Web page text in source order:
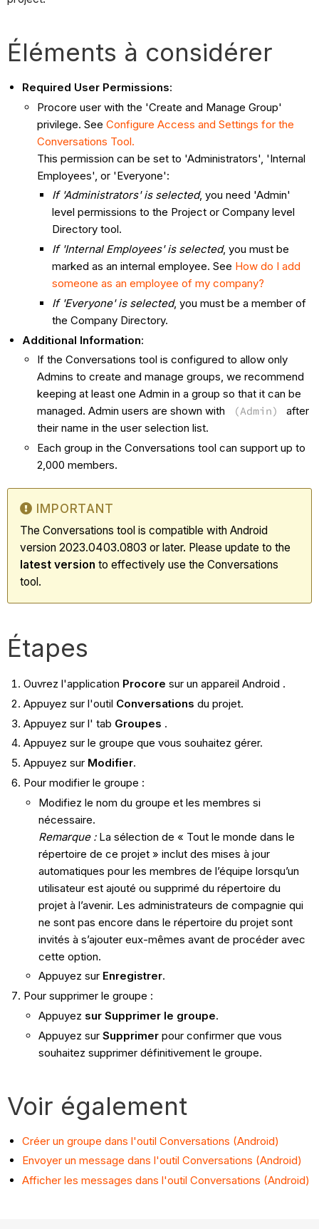
Éléments à considérer
Required User Permissions:
Procore user with the 'Create and Manage Group'
privilege. SeeConfigure Access and Settings for the
Conversations Tool.
This permission can be set to 'Administrators', 'Internal
Employees', or 'Everyone':
If 'Administrators' is selected, you need 'Admin'
level permissions to the Project or Company level
Directory tool.
If 'Internal Employees' is selected, you must be
marked as an internal employee. See How do I add
someone as an employee of my company?
If 'Everyone' is selected, you must be a member of
the Company Directory.
Additional Information:
If the Conversations tool is configured to allow only
Admins to create and manage groups, we recommend
keeping at least one Admin in a group so that it can be
managed. Admin users are shown with
(Admin)
after
their name in the user selection list.
Each group in the Conversations tool can support up to
2,000 members.
IMPORTANT
The Conversations tool is compatible with Android
version 2023.0403.0803 or later. Please update to the
latest version to effectively use the Conversations
tool.
Étapes
Ouvrez l'application Procore sur un appareil Android .
Appuyez sur l'outil Conversations du projet.
Appuyez sur l' tab Groupes .
Appuyez sur le groupe que vous souhaitez gérer.
Appuyez sur Modifier.
Pour modifier le groupe :
Modifiez le nom du groupe et les membres si
nécessaire.
Remarque : La sélection de « Tout le monde dans le
répertoire de ce projet » inclut des mises à jour
automatiques pour les membres de l’équipe lorsqu’un
utilisateur est ajouté ou supprimé du répertoire du
projet à l’avenir. Les administrateurs de compagnie qui
ne sont pas encore dans le répertoire du projet sont
invités à s’ajouter eux-mêmes avant de procéder avec
cette option.
Appuyez sur Enregistrer.
Pour supprimer le groupe :
Appuyez sur Supprimer le groupe.
Appuyez sur Supprimerpour confirmer que vous
souhaitez supprimer définitivement le groupe.
Voir également
Créer un groupe dans l'outil Conversations (Android)
Envoyer un message dans l'outil Conversations (Android)
Afficher les messages dans l'outil Conversations (Android)